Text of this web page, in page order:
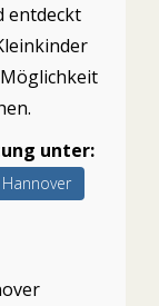
entdeckt
unter: